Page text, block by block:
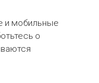
и мобильные
о